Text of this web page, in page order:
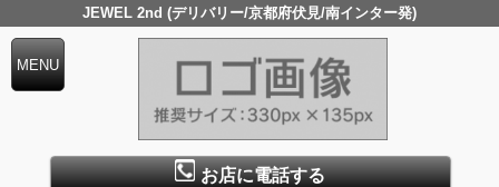
JEWEL 2nd (デリバリー/京都府伏見/南インター発)
お店に電話する